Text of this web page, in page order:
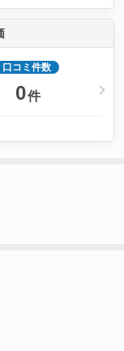
口コミ件数
0件